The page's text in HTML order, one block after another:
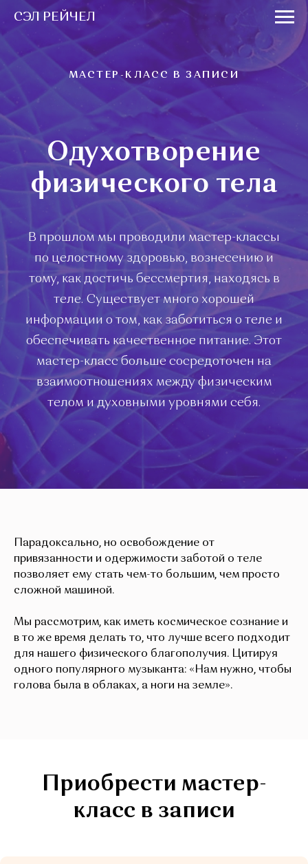
СЭЛ РЕЙЧЕЛ
МАСТЕР-КЛАСС В ЗАПИСИ
Одухотворение
физического тела
В прошлом мы проводили мастер-классы
по целостному здоровью, вознесению и
тому, как достичь бессмертия, находясь в
теле. Существует много хорошей
информации о том, как заботиться о теле и
обеспечивать качественное питание. Этот
мастер-класс больше сосредоточен на
взаимоотношениях между физическим
телом и духовными уровнями себя.
Парадоксально, но освобождение от
привязанности и одержимости заботой о теле
позволяет ему стать чем-то большим, чем просто
сложной машиной.
Мы рассмотрим, как иметь космическое сознание и
в то же время делать то, что лучше всего подходит
для нашего физического благополучия. Цитируя
одного популярного музыканта: «Нам нужно, чтобы
голова была в облаках, а ноги на земле».
Приобрести мастер-
класс в записи